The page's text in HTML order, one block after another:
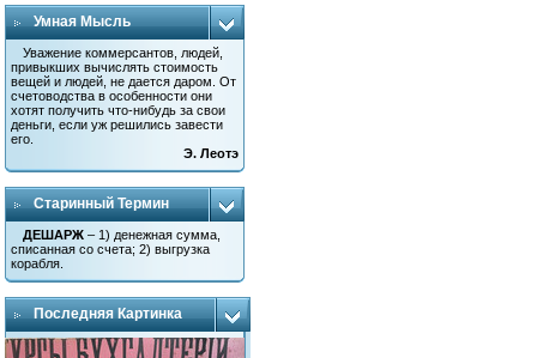
Умная Мысль
Уважение коммерсантов, людей,
привыкших вычислять стоимость
вещей и людей, не дается даром. От
счетоводства в особенности они
хотят получить что-нибудь за свои
деньги, если уж решились завести
его.
Э. Леотэ
Старинный Термин
ДЕШАРЖ – 1) денежная сумма,
списанная со счета; 2) выгрузка
корабля.
Последняя Картинка